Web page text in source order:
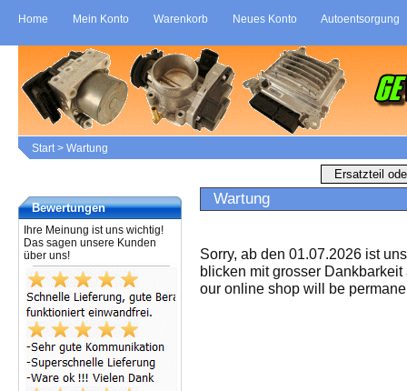
Home Mein Konto Warenkorb Neues Konto Autoentsorgung
Start> Wartung
Wartung
Sorry, ab den 01.07.2026 ist
blicken mit grosser
our online shop will be
Bewertungen
Ihre Meinung ist uns wichtig!
Das sagen unsere Kunden
über uns!